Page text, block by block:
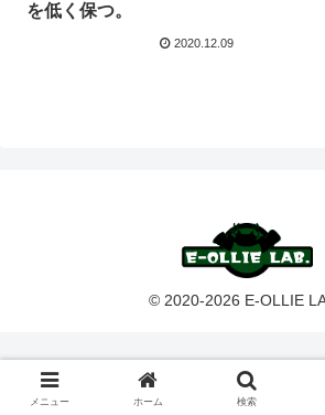
を低く保つ。
2020.12.09
© 2020-2026 E-OLLIE
メニュー ホーム 検索